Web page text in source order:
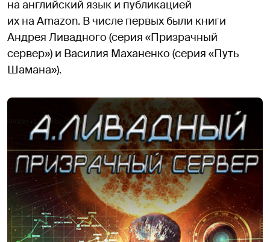
на английский язык и публикацией
их на Amazon. В числе первых были книги
Андрея Ливадного (серия «Призрачный
сервер») и Василия Маханенко (серия «Путь
Шамана»).